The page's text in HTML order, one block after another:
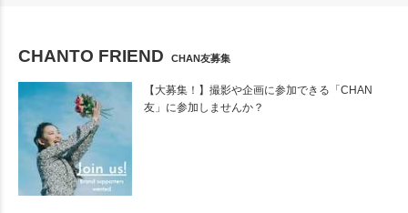
CHANTO FRIEND CHAN友募集
【大募集！】撮影や企画に参加できる「CHAN
友」に参加しませんか？